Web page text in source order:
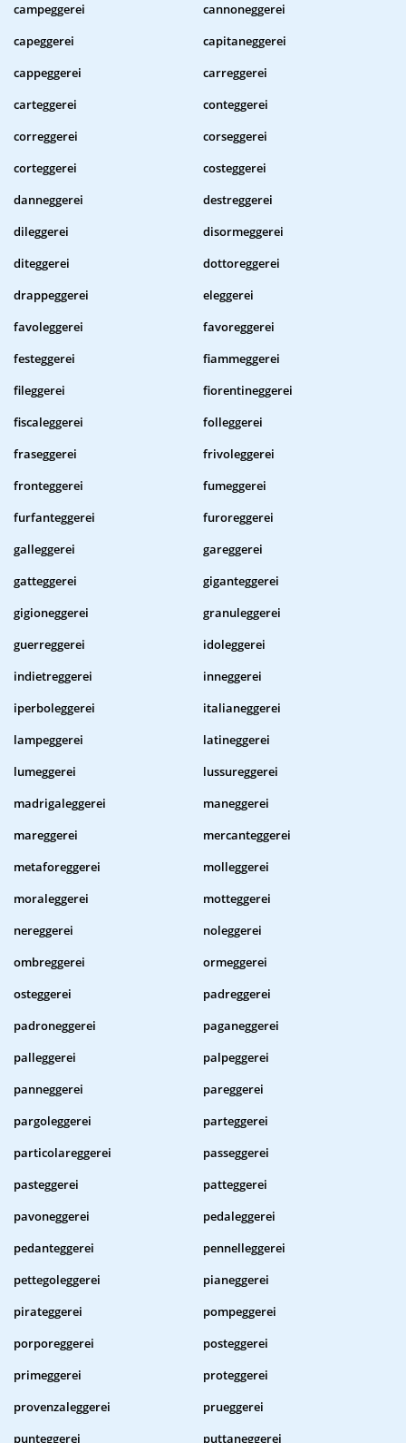
campeggerei
cannoneggerei
capeggerei
capitaneggerei
cappeggerei
carreggerei
carteggerei
conteggerei
correggerei
corseggerei
corteggerei
costeggerei
danneggerei
destreggerei
dileggerei
disormeggerei
diteggerei
dottoreggerei
drappeggerei
eleggerei
favoleggerei
favoreggerei
festeggerei
fiammeggerei
fileggerei
fiorentineggerei
fiscaleggerei
folleggerei
fraseggerei
frivoleggerei
fronteggerei
fumeggerei
furfanteggerei
furoreggerei
galleggerei
gareggerei
gatteggerei
giganteggerei
gigioneggerei
granuleggerei
guerreggerei
idoleggerei
indietreggerei
inneggerei
iperboleggerei
italianeggerei
lampeggerei
latineggerei
lumeggerei
lussureggerei
madrigaleggerei
maneggerei
mareggerei
mercanteggerei
metaforeggerei
molleggerei
moraleggerei
motteggerei
nereggerei
noleggerei
ombreggerei
ormeggerei
osteggerei
padreggerei
padroneggerei
paganeggerei
palleggerei
palpeggerei
panneggerei
pareggerei
pargoleggerei
parteggerei
particolareggerei
passeggerei
pasteggerei
patteggerei
pavoneggerei
pedaleggerei
pedanteggerei
pennelleggerei
pettegoleggerei
pianeggerei
pirateggerei
pompeggerei
porporeggerei
posteggerei
primeggerei
proteggerei
provenzaleggerei
prueggerei
punteggerei
puttaneggerei